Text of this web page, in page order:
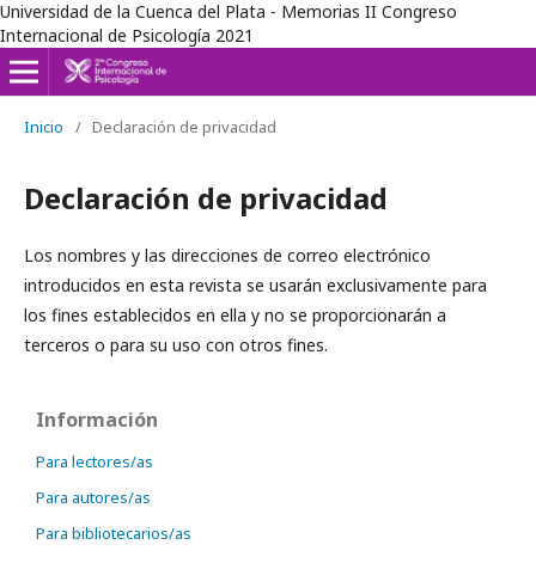
Universidad de la Cuenca del Plata - Memorias II Congreso
Internacional de Psicología 2021
Inicio / Declaración de privacidad
Declaración de privacidad
Los nombres y las direcciones de correo electrónico
introducidos en esta revista se usarán exclusivamente para
los fines establecidos en ella y no se proporcionarán a
terceros o para su uso con otros fines.
Información
Para lectores/as
Para autores/as
Para bibliotecarios/as